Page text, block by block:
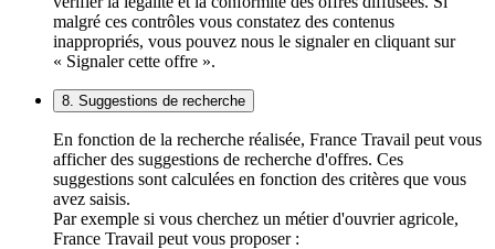
malgré ces contrôles vous constatez des contenus
inappropriés, vous pouvez nous le signaler en cliquant sur
« Signaler cette offre ».
8. Suggestions de recherche
En fonction de la recherche réalisée, France Travail peut vous
afficher des suggestions de recherche d'offres. Ces
suggestions sont calculées en fonction des critères que vous
avez saisis.
Par exemple si vous cherchez un métier d'ouvrier agricole,
France Travail peut vous proposer :